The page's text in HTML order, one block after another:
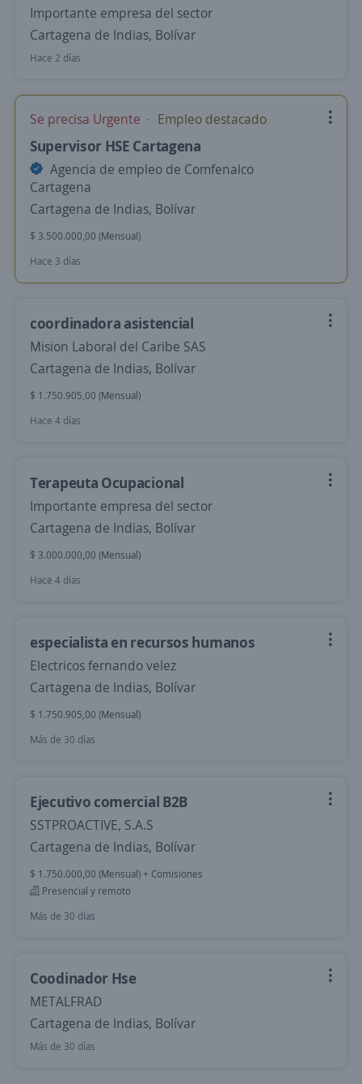
Importante empresa del sector
Cartagena de Indias, Bolívar
Hace 2 días
Se precisa Urgente Empleo destacado
Supervisor HSE Cartagena
Agencia de empleo de Comfenalco
Cartagena
Cartagena de Indias, Bolívar
$ 3.500.000,00 (Mensual)
Hace 3 días
coordinadora asistencial
Mision Laboral del Caribe SAS
Cartagena de Indias, Bolívar
$ 1.750.905,00 (Mensual)
Hace 4 días
Terapeuta Ocupacional
Importante empresa del sector
Cartagena de Indias, Bolívar
$ 3.000.000,00 (Mensual)
Hace 4 días
especialista en recursos humanos
Electricos fernando velez
Cartagena de Indias, Bolívar
$ 1.750.905,00 (Mensual)
Más de 30 días
Ejecutivo comercial B2B
SSTPROACTIVE, S.A.S
Cartagena de Indias, Bolívar
$ 1.750.000,00 (Mensual) + Comisiones
Presencial y remoto
Más de 30 días
Coodinador Hse
METALFRAD
Cartagena de Indias, Bolívar
Más de 30 días